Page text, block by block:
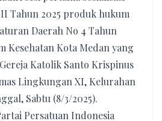
Tahun 2025 produk hukum
Daerah No 4 Tahun
Kesehatan Kota Medan yang
Katolik Santo Krispinus
Lingkungan XI, Kelurahan
Sabtu (8/3/2025).
Persatuan Indonesia